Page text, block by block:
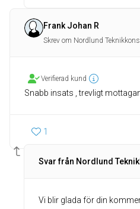
Frank Johan R
Skrev om Nordlund
Verifierad kund
1
Svar från Nordlund
Vi blir glada för din